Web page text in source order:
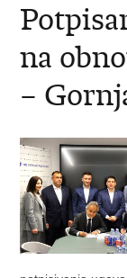
na
–